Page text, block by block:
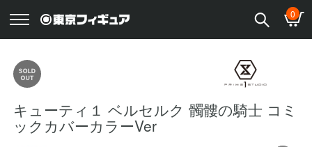
0
キューティ１ ベルセルク 髑髏の騎士 コミ
ックカバーカラーVer